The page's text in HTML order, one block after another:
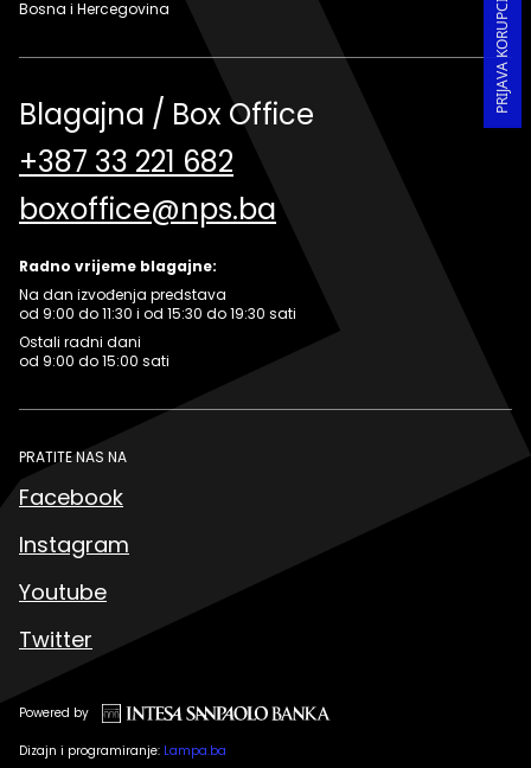
Bosna i Hercegovina
Blagajna / Box Office
+387 33 221 682
boxoffice@nps.ba
Radno vrijeme blagajne:
Na dan izvođenja predstava
od 9:00 do 11:30 i od 15:30 do 19:30 sati
Ostali radni dani
od 9:00 do 15:00 sati
PRATITE NAS NA
Facebook
Instagram
Youtube
Twitter
Powered by
Dizajn i programiranje: Lampa.ba